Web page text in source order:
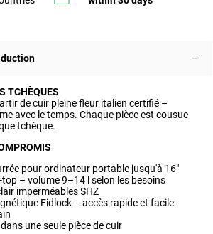
TCHÈQUES
de cuir pleine fleur italien certifié –
avec le temps. Chaque pièce est cousue
tchèque.
pour ordinateur portable jusqu'à 16"
– volume 9–14 l selon les besoins
imperméables SHZ
Fidlock – accès rapide et facile
une seule pièce de cuir